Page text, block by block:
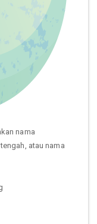
nama
atau nama